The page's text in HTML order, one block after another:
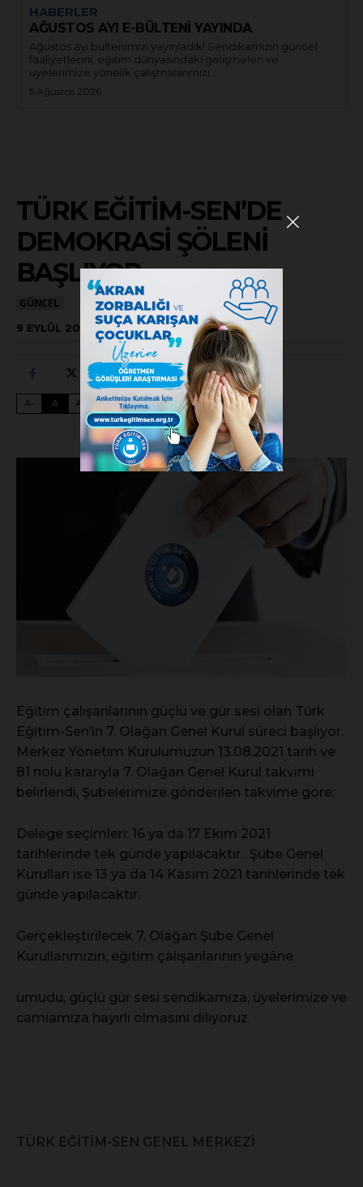
HABERLER
AĞUSTOS AYI E-BÜLTENİ YAYINDA
Ağustos ayı bültenimizi yayınladık! Sendikamızın güncel
faaliyetlerini, eğitim dünyasındaki gelişmeleri ve
üyelerimize yönelik çalışmalarımızı...
5 Ağustos 2026